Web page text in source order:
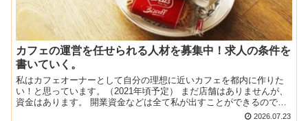
カフェの運営を任せられる人材を募集中！求人の条件を
書いていく。
私はカフェオーナーとして自分の理想に近いカフェを都内に作りた
い！と思っています。（2021年頃予定） まだ店舗はありませんが、
資金はあります。 開業資金などは全て私が出すことができるので、
情熱をもってカフェ運営をしてくれる人材を募集していま...2026.07.23